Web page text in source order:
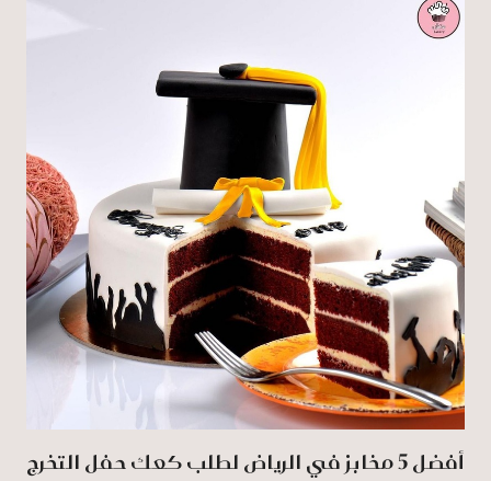
أفضل 5 مخابز في الرياض لطلب كعك حفل التخرج